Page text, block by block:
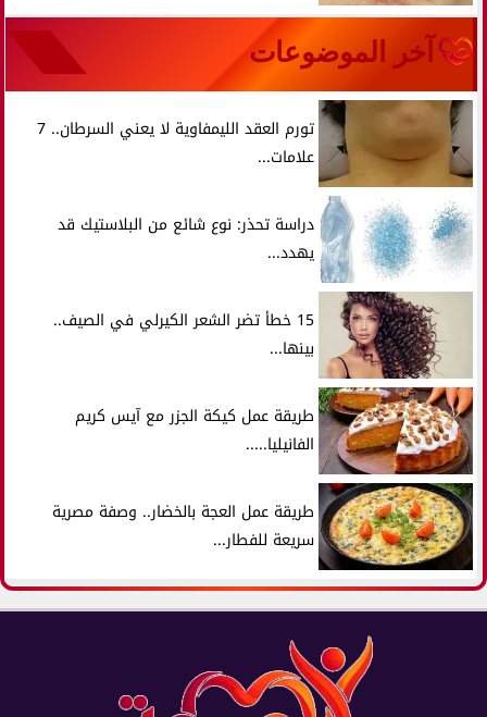
آخر الموضوعات
تورم العقد الليمفاوية لا يعني السرطان.. 7
علامات...
دراسة تحذر: نوع شائع من البلاستيك قد
يهدد...
15 خطأ تضر الشعر الكيرلي في الصيف..
بينها...
طريقة عمل كيكة الجزر مع آيس كريم
الفانيليا.....
طريقة عمل العجة بالخضار.. وصفة مصرية
سريعة للفطار...